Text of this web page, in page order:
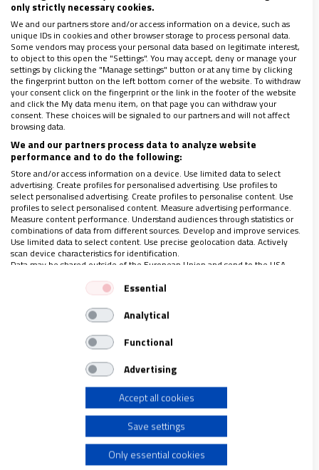
Por esta y muchas otras cosas fue señalado,
perseguido y llevado a la cruz como castigo por
haber proclamado pensamientos contrarios a la
religión de ese tiempo y de acuerdo a la época en
que vivió,blasfemo por haberse reconocido Hijo de
Dios.
Cuando imagino la figura de Jesús de Nazaret
caminando con sus discípulos, compartiendo un
mensaje de esperanza en los caminos de tierra,
entre los lagos, y en las chozas sencillas,
devolviendo la esperanza, regresando la dignidad y
nueva oportunidad para quienes estamos rotos
Imagino su túnica moviéndose por el viento,
perdiéndose en el horizonte, visitando uno y otro
pueblo, caminando sin prisa.
La luz, el perdón y la salvación
only strictly necessary cookies.
We and our partners store and/or access information on a device, such as
unique IDs in cookies and other browser storage to process personal data.
Some vendors may process your personal data based on legitimate interest,
to object to this open the "Settings". You may accept, deny or manage your
settings by clicking the "Manage settings" button or at any time by clicking
the fingerprint button on the left bottom corner of the website. To withdraw
your consent click on the fingerprint or the link in the footer of the website
and click the My data menu item, on that page you can withdraw your
consent. These choices will be signaled to our partners and will not affect
browsing data.
We and our partners process data to analyze website
performance and to do the following:
Store and/or access information on a device. Use limited data to select
advertising. Create profiles for personalised advertising. Use profiles to
select personalised advertising. Create profiles to personalise content. Use
profiles to select personalised content. Measure advertising performance.
Measure content performance. Understand audiences through statistics or
combinations of data from different sources. Develop and improve services.
Use limited data to select content. Use precise geolocation data. Actively
scan device characteristics for identification.
Data may be shared outside of the European Union and send to the USA.
Your consent and the cookie policy applies solely to this website/app.
View Partner List (1 IAB Vendors)
We use your data for the following purposes:
IAB processing purposes:
Use limited data to select advertising
Create profiles for personalised advertising
Essential
Analytical
Functional
Advertising
Accept all cookies
Save settings
Only essential cookies